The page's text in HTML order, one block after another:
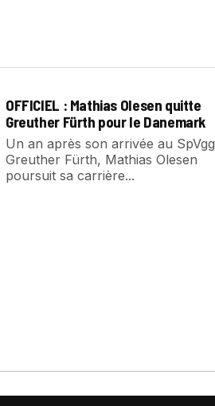
OFFICIEL : Mathias Olesen quitte
Greuther Fürth pour le Danemark
Un an après son arrivée au SpVgg
Greuther Fürth, Mathias Olesen
poursuit sa carrière...